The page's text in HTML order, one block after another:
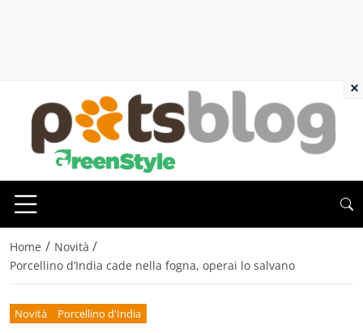
Home / Novità /
Porcellino d’India cade nella fogna, operai lo salvano
Novità Porcellino d'India
×